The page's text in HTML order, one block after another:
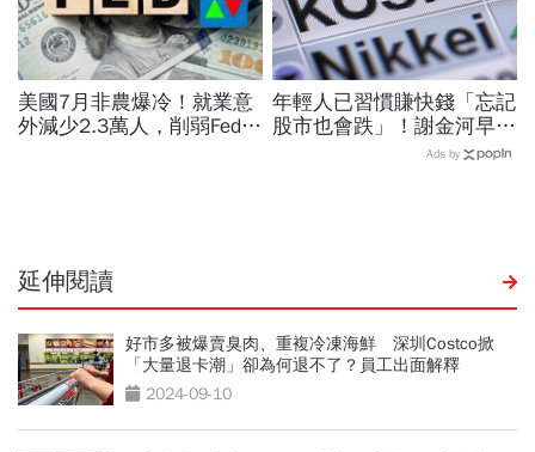
美國7月非農爆冷！就業意
外減少2.3萬人，削弱Fed升
年輕人已習慣賺快錢「忘記
股市也會跌」！謝金河早一
步示警南韓個股槓桿ETF會
Ads by
延伸閱讀
好市多被爆賣臭肉、重複冷凍海鮮 深圳Costco掀
「大量退卡潮」卻為何退不了？員工出面解釋
2024-09-10